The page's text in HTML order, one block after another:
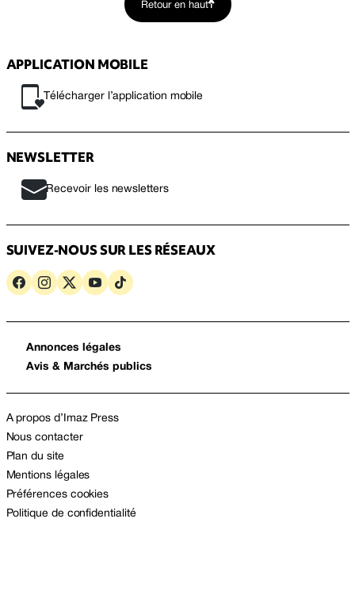
Retour en haut
APPLICATION MOBILE
Télécharger l’application mobile
NEWSLETTER
Recevoir les newsletters
SUIVEZ-NOUS SUR LES RÉSEAUX
Annonces légales
Avis & Marchés publics
A propos d’Imaz Press
Nous contacter
Plan du site
Mentions légales
Préférences cookies
Politique de confidentialité